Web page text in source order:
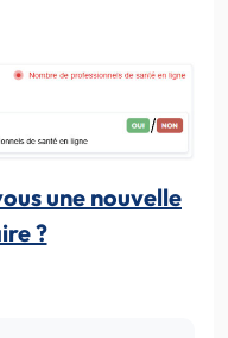
une nouvelle
?